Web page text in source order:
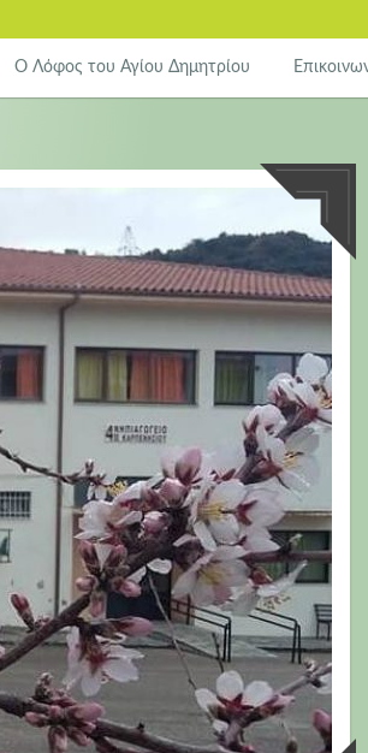
Ο Λόφος του Αγίου Δημητρίου